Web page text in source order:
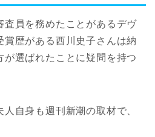
査員を務めたことがあるデヴ
賞歴がある西川史子さんは納
選ばれたことに疑問を持つ
自身も週刊新潮の取材で、